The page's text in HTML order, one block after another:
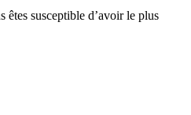
êtes susceptible d’avoir le plus